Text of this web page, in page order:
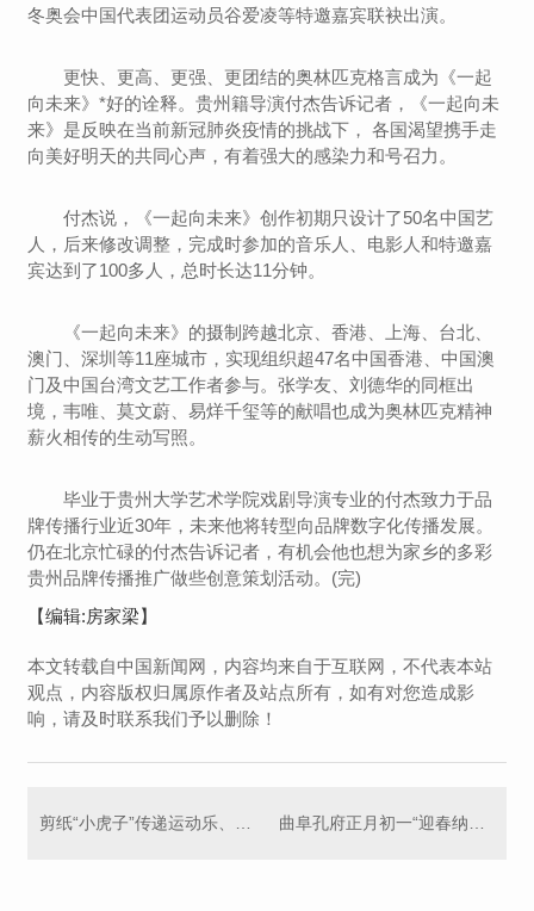
冬奥会中国代表团运动员谷爱凌等特邀嘉宾联袂出演。
更快、更高、更强、更团结的奥林匹克格言成为《一起
向未来》*好的诠释。贵州籍导演付杰告诉记者，《一起向未
来》是反映在当前新冠肺炎疫情的挑战下， 各国渴望携手走
向美好明天的共同心声，有着强大的感染力和号召力。
付杰说，《一起向未来》创作初期只设计了50名中国艺
人，后来修改调整，完成时参加的音乐人、电影人和特邀嘉
宾达到了100多人，总时长达11分钟。
《一起向未来》的摄制跨越北京、香港、上海、台北、
澳门、深圳等11座城市，实现组织超47名中国香港、中国澳
门及中国台湾文艺工作者参与。张学友、刘德华的同框出
境，韦唯、莫文蔚、易烊千玺等的献唱也成为奥林匹克精神
薪火相传的生动写照。
毕业于贵州大学艺术学院戏剧导演专业的付杰致力于品
牌传播行业近30年，未来他将转型向品牌数字化传播发展。
仍在北京忙碌的付杰告诉记者，有机会他也想为家乡的多彩
贵州品牌传播推广做些创意策划活动。(完)
【编辑:房家梁】
本文转载自中国新闻网，内容均来自于互联网，不代表本站
观点，内容版权归属原作者及站点所有，如有对您造成影
响，请及时联系我们予以删除！